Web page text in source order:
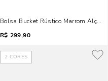
Bolsa Bucket Rústico Marrom Alça
R$ 299,90
2 CORES